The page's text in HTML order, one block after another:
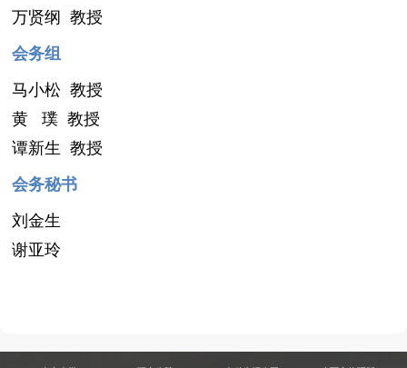
万贤纲 教授
会务组
马小松 教授
黄 璞 教授
谭新生 教授
会务秘书
刘金生
谢亚玲